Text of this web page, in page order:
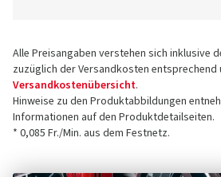
Alle Preisangaben verstehen sich inklusive
zuzüglich der Versandkosten entsprechend
Versandkostenübersicht.
Hinweise zu den Produktabbildungen
Informationen auf den Produktdetailseiten.
* 0,085 Fr./Min. aus dem Festnetz.